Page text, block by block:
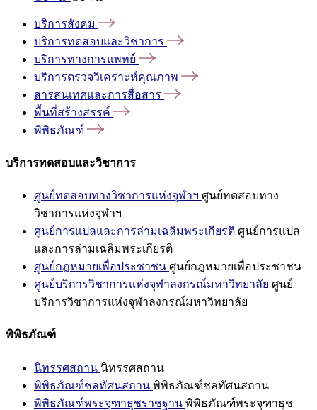
บริการสังคม
บริการทดสอบและวิชาการ
บริการทางการแพทย์
บริการตรวจวิเคราะห์คุณภาพ
สารสนเทศและการสื่อสาร
พื้นที่สร้างสรรค์
พิพิธภัณฑ์
บริการทดสอบและวิชาการ
ศูนย์ทดสอบทางวิชาการแห่งจุฬาฯ ศูนย์ทดสอบทาง
วิชาการแห่งจุฬาฯ
ศูนย์การแปลและการล่ามเฉลิมพระเกียรติ ศูนย์การแปล
และการล่ามเฉลิมพระเกียรติ
ศูนย์กฎหมายเพื่อประชาชน ศูนย์กฎหมายเพื่อประชาชน
ศูนย์บริการวิชาการแห่งจุฬาลงกรณ์มหาวิทยาลัย ศูนย์
บริการวิชาการแห่งจุฬาลงกรณ์มหาวิทยาลัย
พิพิธภัณฑ์
นิทรรศสถาน นิทรรศสถาน
พิพิธภัณฑ์ชลทัศนสถาน พิพิธภัณฑ์ชลทัศนสถาน
พิพิธภัณฑ์พระจุฑาธุชราชฐาน พิพิธภัณฑ์พระจุฑาธุช